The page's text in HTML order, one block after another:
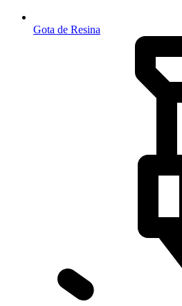
Gota de Resina